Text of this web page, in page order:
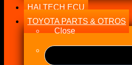
HALTECH ECU
TOYOTA PARTS & OTROS
Close